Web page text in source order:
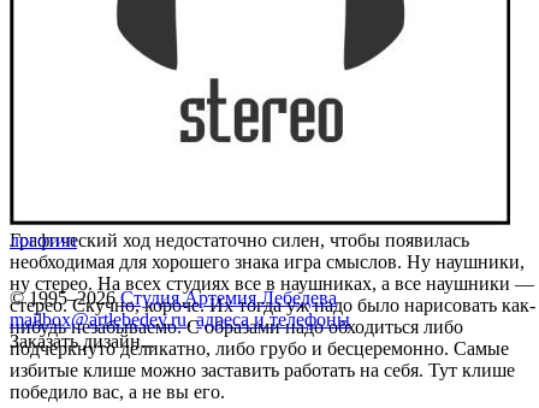
Графический ход недостаточно силен, чтобы появилась
необходимая для хорошего знака игра смыслов. Ну наушники,
ну стерео. На всех студиях все в наушниках, а все наушники —
стерео. Скучно, короче. Их тогда уж надо было нарисовать как-
нибудь незабываемо. С образами надо обходиться либо
подчеркнуто деликатно, либо грубо и бесцеремонно. Самые
избитые клише можно заставить работать на себя. Тут клише
победило вас, а не вы его.
логотип
© 1995–2026 Студия Артемия Лебедева
mailbox@artlebedev.ru, адреса и телефоны
Заказать дизайн...